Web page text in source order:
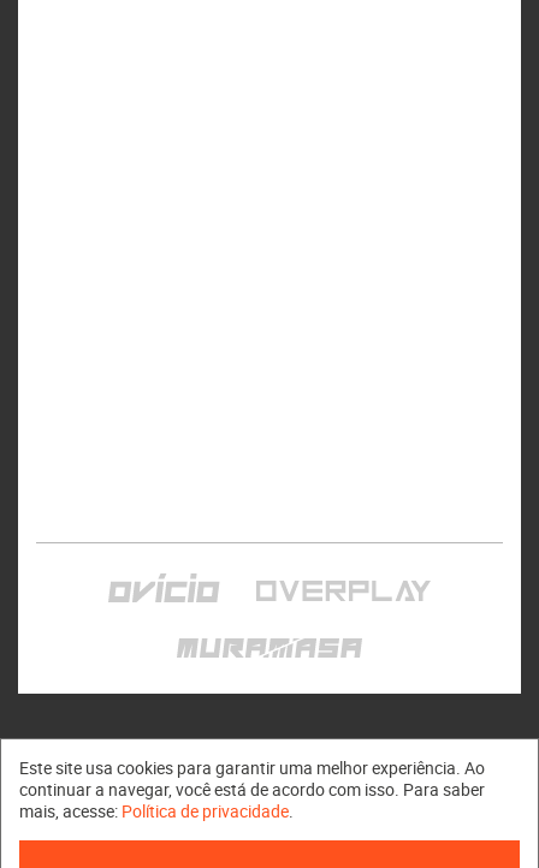
Muramasa © 2011 - 2026
Este site usa cookies para garantir uma melhor experiência. Ao
continuar a navegar, você está de acordo com isso. Para saber
mais, acesse: Política de privacidade.